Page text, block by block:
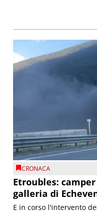
CRONACA
Etroubles:
galleria di
E in corso l'intervento